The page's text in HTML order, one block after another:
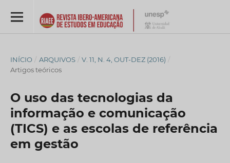
INÍCIO / ARQUIVOS / V. 11, N. 4, OUT-DEZ (2016) /
Artigos teóricos
O uso das tecnologias da
informação e comunicação
(TICS) e as escolas de referência
em gestão